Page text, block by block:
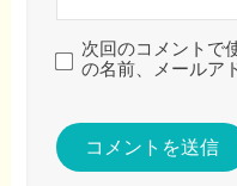
次回のコメントで
の名前、メールア